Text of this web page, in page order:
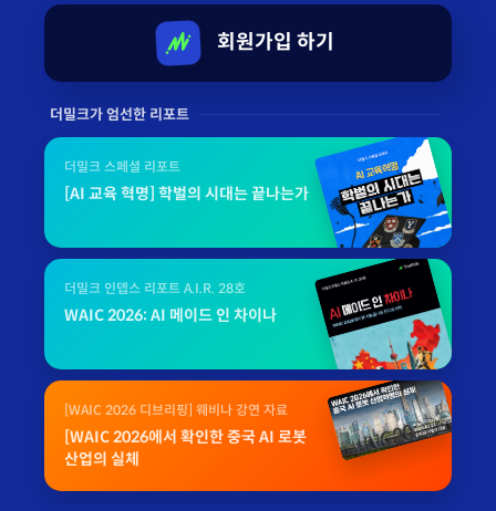
회원가입 하기
더밀크가 엄선한 리포트
더밀크 스페셜 리포트
[AI 교육 혁명] 학벌의 시대는 끝나는가
더밀크 인뎁스 리포트 A.I.R. 28호
WAIC 2026: AI 메이드 인 차이나
[WAIC 2026 디브리핑] 웨비나 강연 자료
[WAIC 2026에서 확인한 중국 AI 로봇
산업의 실체